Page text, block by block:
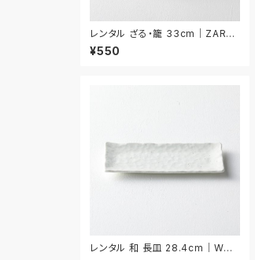
レンタル ざる・籠 33cm｜ZAR02
9
¥550
レンタル 和 長皿 28.4cm｜WNA